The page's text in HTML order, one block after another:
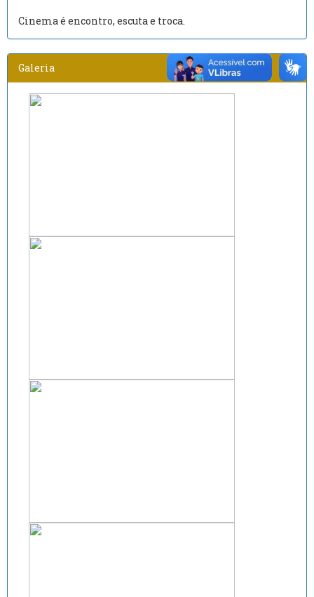
Cinema é encontro, escuta e troca.
Galeria